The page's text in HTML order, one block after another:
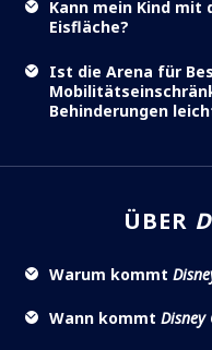
Kann mein Kind mit
Eisfläche?
Ist die Arena für
Behinderungen
ÜBER
Warum kommt
Wann kommt Disney